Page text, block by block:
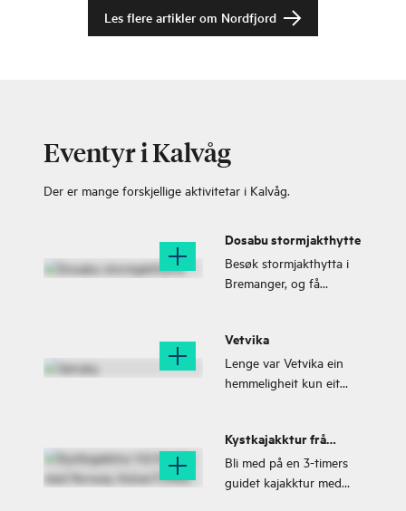
Les flere artikler om Nordfjord
Eventyr i Kalvåg
Der er mange forskjellige aktivitetar i Kalvåg.
Dosabu stormjakthytte
Besøk stormjakthytta i
Bremanger, og få
Stormhytta er ein del av
satsing innanfor
"Stormwatching"
ikkje til overnatting.
Vetvika
Lenge var Vetvika ein
hemmeligheit kun eit
dag derimot, sprer ryktet
seg fort om den
hemmelige vika som er
Kystkajakktur frå
Kalvåg med Norway
AdvenTURes
Bli med på en 3-timers
guidet kajakktur med